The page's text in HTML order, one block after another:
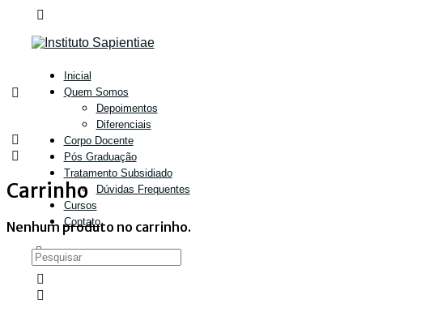
Inicial
Quem Somos
Depoimentos
Diferenciais
Corpo Docente
Pós Graduação
Tratamento Subsidiado
Dúvidas Frequentes
Cursos
Contato
Carrinho
Nenhum produto no carrinho.